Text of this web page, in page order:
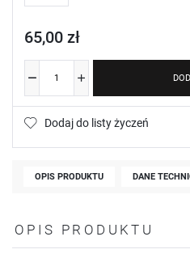
65,00 zł
Dodaj do listy życzeń
OPIS PRODUKTU DANE
OPIS PRODUKTU